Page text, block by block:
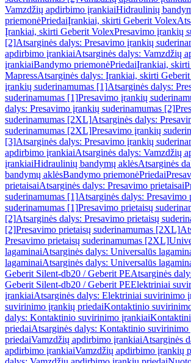
Vamzdžių apdirbimo įrankiaiHidraulinių
priemonėPriedaiĮrankiai, skirti Geberit Volex
Įrankiai, skirti Geberit VolexPresavimo įrankių
[2]Atsarginės dalys: Presavimo įrankių
apdirbimo įrankiaiAtsarginės dalys: Vamzdžių
įrankiaiBandymo priemonėPriedaiĮrankiai,
MapressAtsarginės dalys: Įrankiai, skirti
įrankių suderinamumas [1]Atsarginės dalys:
suderinamumas [1]Presavimo įrankių
dalys: Presavimo įrankių suderinamumas [2]
suderinamumas [2XL]Atsarginės dalys:
suderinamumas [2XL]Presavimo įrankių
[3]Atsarginės dalys: Presavimo įrankių
apdirbimo įrankiaiAtsarginės dalys: Vamzdžių
įrankiaiHidraulinių bandymų aklėsAtsarginės
bandymų aklėsBandymo priemonėPriedai
prietaisaiAtsarginės dalys: Presavimo prietaisai
suderinamumas [1]Atsarginės dalys: Presavimo
suderinamumas [1]Presavimo prietaisų
[2]Atsarginės dalys: Presavimo prietaisų
[2]Presavimo prietaisų suderinamumas [2XL]
Presavimo prietaisų suderinamumas [2XL]
lagaminaiAtsarginės dalys: Universalūs
lagaminaiAtsarginės dalys: Universalūs
Geberit Silent-db20 / Geberit PEAtsarginės
Geberit Silent-db20 / Geberit PEElektriniai
įrankiaiAtsarginės dalys: Elektriniai suvirinimo
suvirinimo įrankių priedaiKontaktinio
dalys: Kontaktinio suvirinimo įrankiai
priedaiAtsarginės dalys: Kontaktinio suvirinimo
priedaiVamzdžių apdirbimo įrankiaiAtsarginės
apdirbimo įrankiaiVamzdžių apdirbimo įrankių